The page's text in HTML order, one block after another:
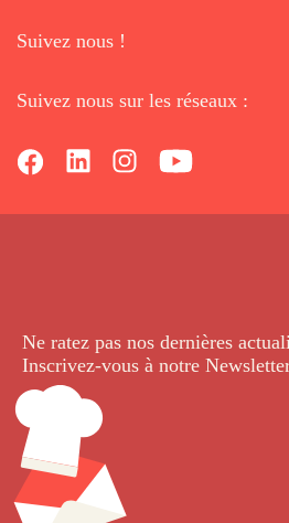
Suivez nous !
Suivez nous sur les réseaux :
Ne ratez pas nos dernières
Inscrivez-vous à notre Newsletter